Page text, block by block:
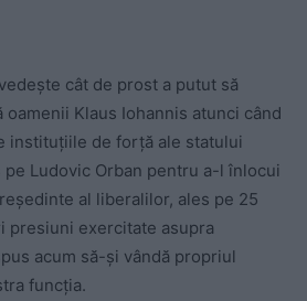
cât de prost a putut să
Klaus Iohannis atunci când
instituțiile de forță ale statului
pe Ludovic Orban pentru a-l înlocui
al liberalilor, ales pe 25
presiuni exercitate asupra
acum să-și vândă propriul
funcția.